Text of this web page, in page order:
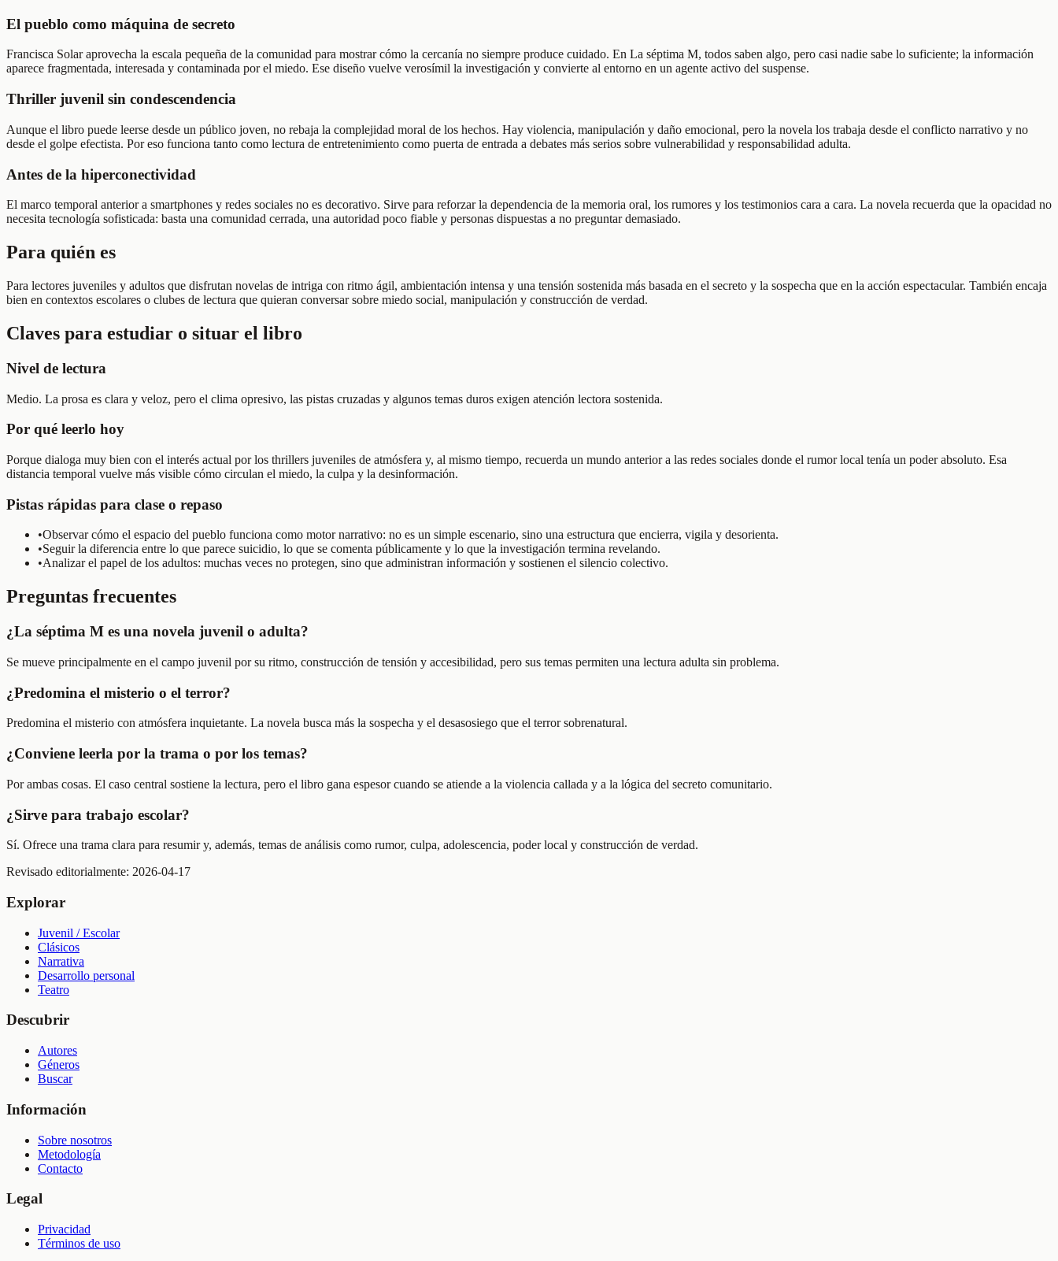
El pueblo como máquina de secreto
Francisca Solar aprovecha la escala pequeña de la comunidad para mostrar cómo la cercanía no siempre produce cuidado. En La séptima M, todos saben algo, pero casi nadie sabe lo suficiente; la información
aparece fragmentada, interesada y contaminada por el miedo. Ese diseño vuelve verosímil la investigación y convierte al entorno en un agente activo del suspense.
Thriller juvenil sin condescendencia
Aunque el libro puede leerse desde un público joven, no rebaja la complejidad moral de los hechos. Hay violencia, manipulación y daño emocional, pero la novela los trabaja desde el conflicto narrativo y no
desde el golpe efectista. Por eso funciona tanto como lectura de entretenimiento como puerta de entrada a debates más serios sobre vulnerabilidad y responsabilidad adulta.
Antes de la hiperconectividad
El marco temporal anterior a smartphones y redes sociales no es decorativo. Sirve para reforzar la dependencia de la memoria oral, los rumores y los testimonios cara a cara. La novela recuerda que la opacidad no
necesita tecnología sofisticada: basta una comunidad cerrada, una autoridad poco fiable y personas dispuestas a no preguntar demasiado.
Para quién es
Para lectores juveniles y adultos que disfrutan novelas de intriga con ritmo ágil, ambientación intensa y una tensión sostenida más basada en el secreto y la sospecha que en la acción espectacular. También encaja
bien en contextos escolares o clubes de lectura que quieran conversar sobre miedo social, manipulación y construcción de verdad.
Claves para estudiar o situar el libro
Nivel de lectura
Medio. La prosa es clara y veloz, pero el clima opresivo, las pistas cruzadas y algunos temas duros exigen atención lectora sostenida.
Por qué leerlo hoy
Porque dialoga muy bien con el interés actual por los thrillers juveniles de atmósfera y, al mismo tiempo, recuerda un mundo anterior a las redes sociales donde el rumor local tenía un poder absoluto. Esa
distancia temporal vuelve más visible cómo circulan el miedo, la culpa y la desinformación.
Pistas rápidas para clase o repaso
•Observar cómo el espacio del pueblo funciona como motor narrativo: no es un simple escenario, sino una estructura que encierra, vigila y desorienta.
•Seguir la diferencia entre lo que parece suicidio, lo que se comenta públicamente y lo que la investigación termina revelando.
•Analizar el papel de los adultos: muchas veces no protegen, sino que administran información y sostienen el silencio colectivo.
Preguntas frecuentes
¿La séptima M es una novela juvenil o adulta?
Se mueve principalmente en el campo juvenil por su ritmo, construcción de tensión y accesibilidad, pero sus temas permiten una lectura adulta sin problema.
¿Predomina el misterio o el terror?
Predomina el misterio con atmósfera inquietante. La novela busca más la sospecha y el desasosiego que el terror sobrenatural.
¿Conviene leerla por la trama o por los temas?
Por ambas cosas. El caso central sostiene la lectura, pero el libro gana espesor cuando se atiende a la violencia callada y a la lógica del secreto comunitario.
¿Sirve para trabajo escolar?
Sí. Ofrece una trama clara para resumir y, además, temas de análisis como rumor, culpa, adolescencia, poder local y construcción de verdad.
Revisado editorialmente: 2026-04-17
Explorar
Juvenil / Escolar
Clásicos
Narrativa
Desarrollo personal
Teatro
Descubrir
Autores
Géneros
Buscar
Información
Sobre nosotros
Metodología
Contacto
Legal
Privacidad
Términos de uso